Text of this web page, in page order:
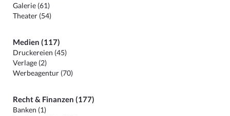
Galerie (61)
Theater (54)
Medien (117)
Druckereien (45)
Verlage (2)
Werbeagentur (70)
Recht & Finanzen (177)
Banken (1)